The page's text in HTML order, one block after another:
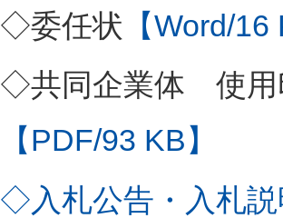
◇委任状 【Word/
◇共同企業体 使用
【PDF/93 KB】
◇入札公告・入札